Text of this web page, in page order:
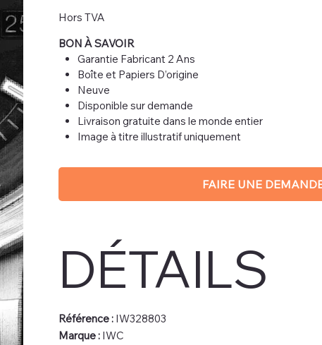
Hors TVA
BON À SAVOIR
Garantie Fabricant 2 Ans
Boîte et Papiers D’origine
Neuve
Disponible sur demande
Livraison gratuite dans le monde entier
Image à titre illustratif uniquement
FAIRE UNE
DÉTAILS
Référence :IW328803
Marque : IWC